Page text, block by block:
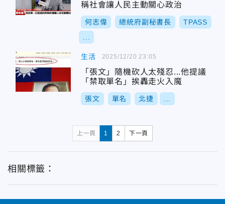
稱社會讓人民主動關心政治
何志偉 總統府副秘書長 TPASS
生活
「張文」隨機砍人太殘忍...他提議
「禁取單名」挨轟走火入魔
張文 單名 北捷
2025/12/20 23:05
上一頁 1 2 下一頁
相關標籤：